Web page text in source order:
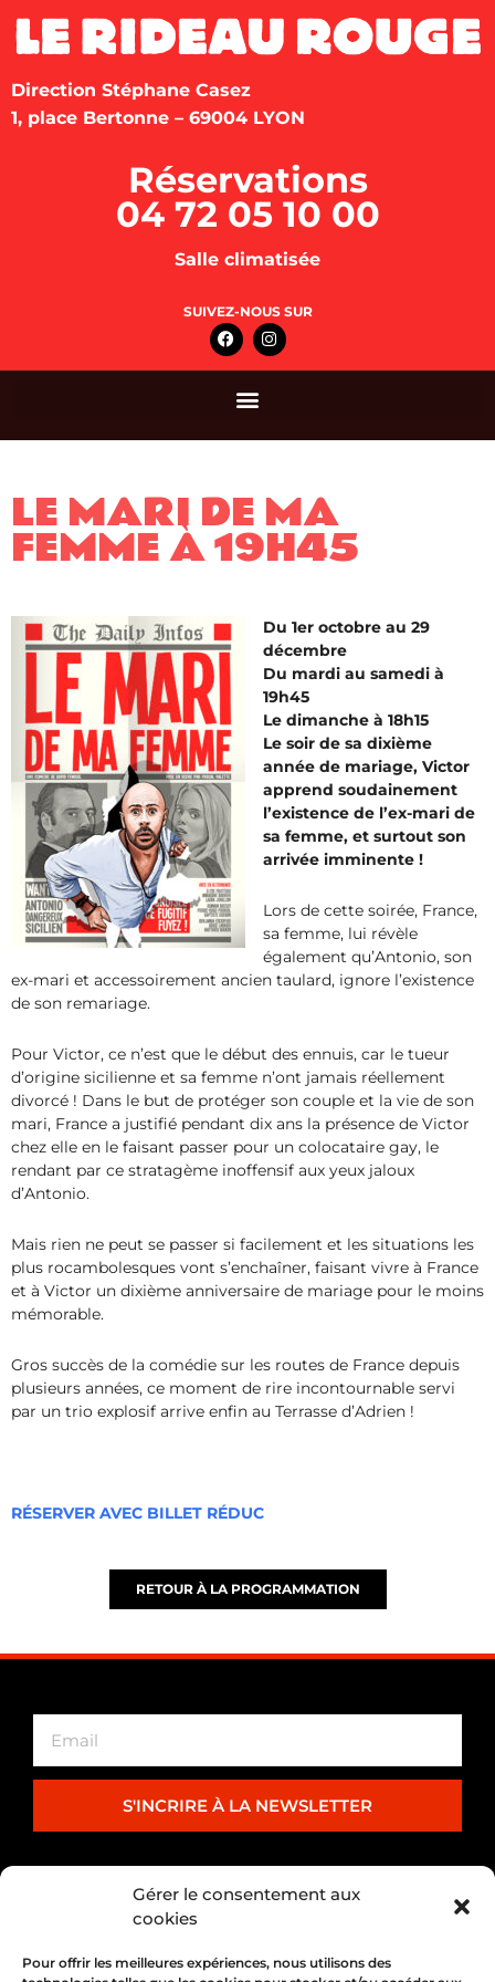
Gérer le consentement aux
cookies
Pour offrir les meilleures expériences, nous utilisons des
Direction Stéphane Casez
1, place Bertonne – 69004 LYON
Réservations
04 72 05 10 00
Salle climatisée
SUIVEZ-NOUS SUR
LE MARI DE MA
FEMME À 19H45
Du 1er octobre au 29
décembre
Du mardi au samedi à
19h45
Le dimanche à 18h15
Le soir de sa dixième
année de mariage, Victor
apprend soudainement
l’existence de l’ex-mari de
sa femme, et surtout son
arrivée imminente !
Lors de cette soirée, France,
sa femme, lui révèle
également qu’Antonio, son
ex-mari et accessoirement ancien taulard, ignore l’existence
de son remariage.
Pour Victor, ce n’est que le début des ennuis, car le tueur
d’origine sicilienne et sa femme n’ont jamais réellement
divorcé ! Dans le but de protéger son couple et la vie de son
mari, France a justifié pendant dix ans la présence de Victor
chez elle en le faisant passer pour un colocataire gay, le
rendant par ce stratagème inoffensif aux yeux jaloux
d’Antonio.
Mais rien ne peut se passer si facilement et les situations les
plus rocambolesques vont s’enchaîner, faisant vivre à France
et à Victor un dixième anniversaire de mariage pour le moins
mémorable.
Gros succès de la comédie sur les routes de France depuis
plusieurs années, ce moment de rire incontournable servi
par un trio explosif arrive enfin au Terrasse d’Adrien !
RÉSERVER AVEC BILLET RÉDUC
RETOUR À LA PROGRAMMATION
S'INCRIRE À LA NEWSLETTER
PARTENARIAT